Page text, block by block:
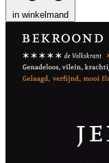
in winkelmand